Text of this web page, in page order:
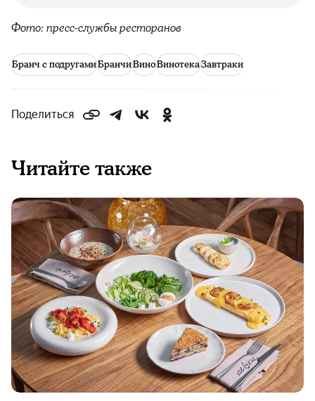
Фото: пресс-службы ресторанов
Бранч с подругамиБранчиВиноВинотекаЗавтраки
Поделиться
Читайте также